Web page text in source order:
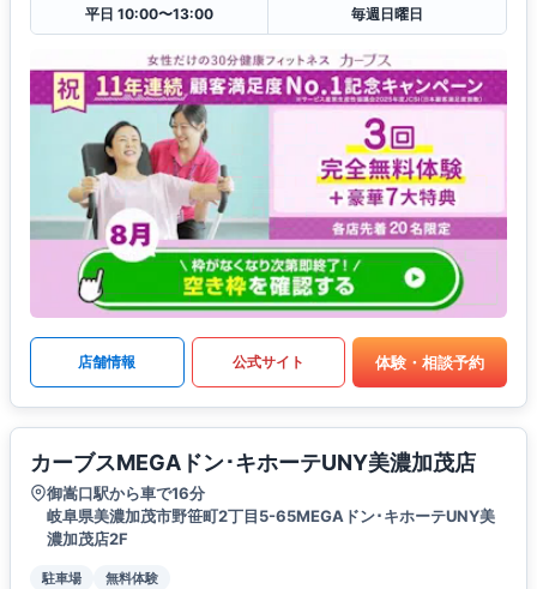
平日 10:00〜13:00
毎週日曜日
店舗情報 公式サイト 体験・相談予約
カーブスMEGAドン･キホーテUNY美濃加茂店
御嵩口駅から車で16分
岐阜県美濃加茂市野笹町2丁目5-65MEGAドン･キホーテUNY美
濃加茂店2F
駐車場 無料体験